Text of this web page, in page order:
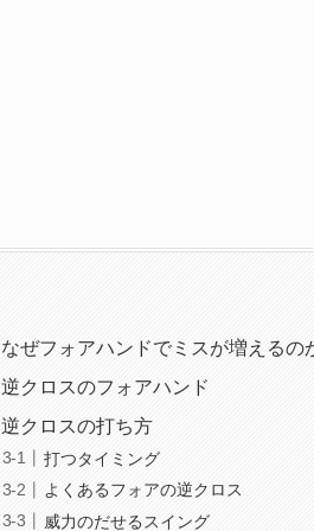
なぜフォアハンドでミスが増えるの
逆クロスのフォアハンド
逆クロスの打ち方
打つタイミング
よくあるフォアの逆クロス
威力のだせるスイング